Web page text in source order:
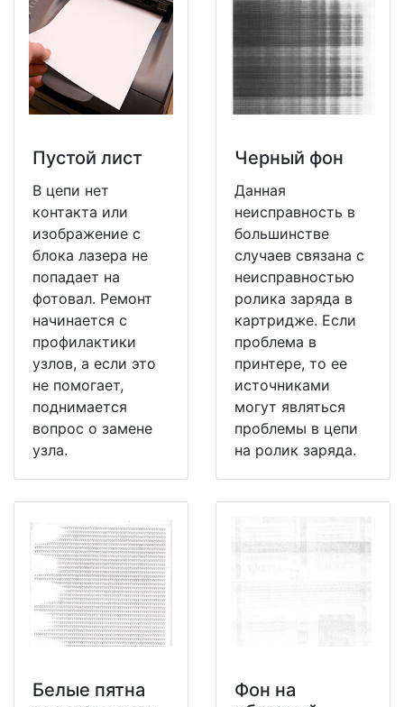
Пустой лист
В цепи нет
контакта или
изображение с
блока лазера не
попадает на
фотовал. Ремонт
начинается с
профилактики
узлов, а если это
не помогает,
поднимается
вопрос о замене
узла.
Черный фон
Данная
неисправность в
большинстве
случаев связана с
неисправностью
ролика заряда в
картридже. Если
проблема в
принтере, то ее
источниками
могут являться
проблемы в цепи
на ролик заряда.
Белые пятна
Фон на